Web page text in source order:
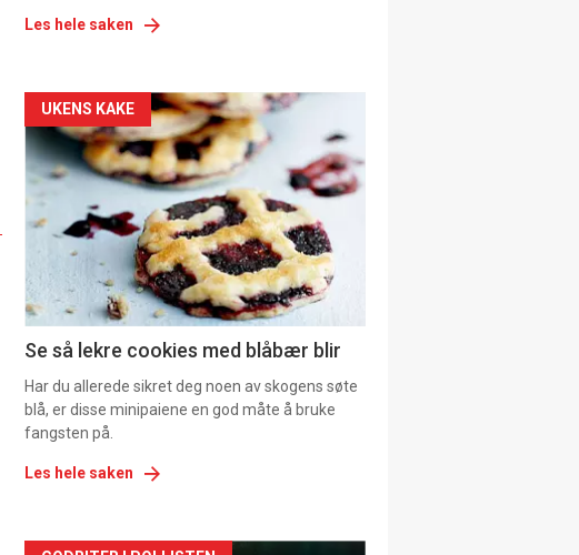
Les hele saken
Artikler
detail
-
section
11
Dagens
rett
UKENS KAKE
Se så lekre cookies med blåbær blir
Har du allerede sikret deg noen av skogens søte
blå, er disse minipaiene en god måte å bruke
fangsten på.
Les hele saken